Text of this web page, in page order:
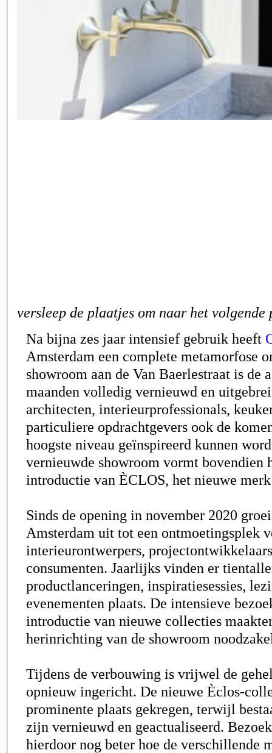
versleep de plaatjes om naar het
Na bijna zes jaar intensief gebruik heeft
Amsterdam een complete metamorfose
showroom aan de Van Baerlestraat is de
maanden volledig vernieuwd en
architecten, interieurprofessionals,
particuliere opdrachtgevers ook de
hoogste niveau geïnspireerd kunnen
vernieuwde showroom vormt bovendien
introductie van ÈCLOS, het nieuwe
Sinds de opening in november 2020
Amsterdam uit tot een ontmoetingsplek
interieurontwerpers,
consumenten. Jaarlijks vinden er
productlanceringen, inspiratiesessies,
evenementen plaats. De intensieve
introductie van nieuwe collecties
herinrichting van de showroom
Tijdens de verbouwing is vrijwel de
opnieuw ingericht. De nieuwe Èclos-
prominente plaats gekregen, terwijl
zijn vernieuwd en geactualiseerd.
hierdoor nog beter hoe de verschillende